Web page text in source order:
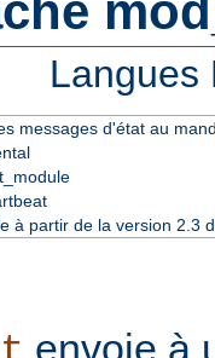
messages d'état au
à partir de la version 2.3